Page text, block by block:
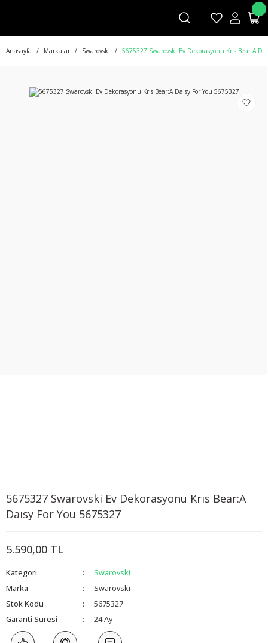
Anasayfa Markalar Swarovski 5675327 Swarovski Ev Dekorasyonu Krıs Bear:A
5675327 Swarovski Ev Dekorasyonu Krıs Bear:A
Daısy For You 5675327
5.590,00 TL
Kategori
Swarovski
Marka
Swarovski
Stok Kodu
5675327
Garanti Süresi
24 Ay